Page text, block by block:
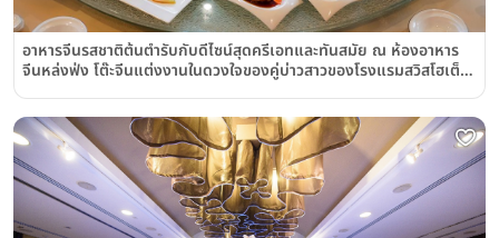
อาหารจีนรสชาติต้นตำรับกับดีไซน์สุดครีเอทและทันสมัย ณ ห้องอาหาร
จีนหล่งฟ่ง โต๊ะจีนแต่งงานในดวงใจของคู่บ่าวสาวของโรงแรมสวิสโฮเต็ล